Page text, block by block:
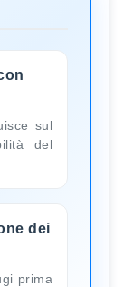
sul
del
dei
prima